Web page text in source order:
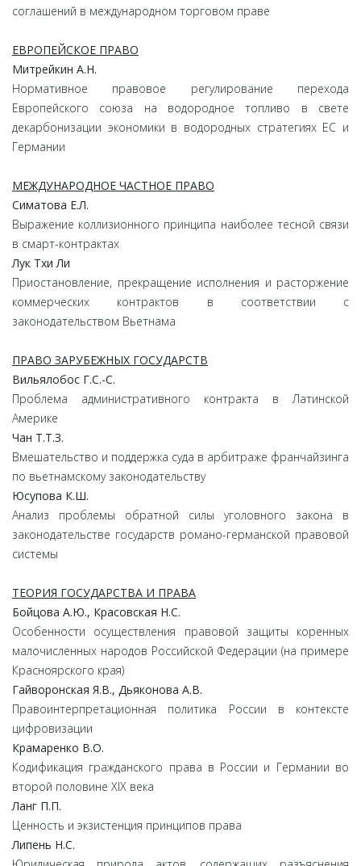
соглашений в международном торговом праве
ЕВРОПЕЙСКОЕ ПРАВО
Митрейкин А.Н.
Нормативное правовое регулирование перехода
Европейского союза на водородное топливо в свете
декарбонизации экономики в водородных стратегиях ЕС и
Германии
МЕЖДУНАРОДНОЕ ЧАСТНОЕ ПРАВО
Симатова Е.Л.
Выражение коллизионного принципа наиболее тесной связи
в смарт-контрактах
Лук ТхиЛи
Приостановление, прекращение исполнения и расторжение
коммерческих контрактов в соответствии с
законодательством Вьетнама
ПРАВО ЗАРУБЕЖНЫХ ГОСУДАРСТВ
Вильялобос Г.С.-С.
Проблема административного контракта в Латинской
Америке
Чан Т.Т.З.
Вмешательство и поддержка суда в арбитраже франчайзинга
по вьетнамскому законодательству
Юсупова К.Ш.
Анализ проблемы обратной силы уголовного закона в
законодательстве государств романо-германской правовой
системы
ТЕОРИЯ ГОСУДАРСТВА И ПРАВА
Бойцова А.Ю., Красовская Н.С.
Особенности осуществления правовой защиты коренных
малочисленных народов Российской Федерации (на примере
Красноярского края)
Гайворонская Я.В., Дьяконова А.В.
Правоинтерпретационная политика России в контексте
цифровизации
Крамаренко В.О.
Кодификация гражданского права в России и Германии во
второй половине XIX века
Ланг П.П.
Ценность и экзистенция принципов права
Липень Н.С.